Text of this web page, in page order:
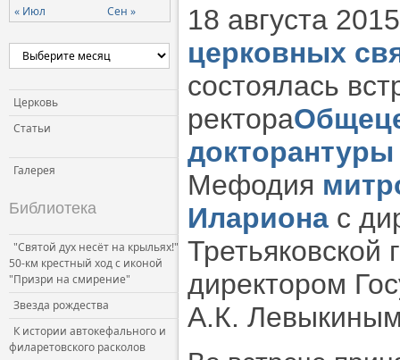
Церковь и власть
Церковь и общество
Церковь и СМИ
« Июл Сен »
Церковь
Статьи
Галерея
Библиотека
"Святой дух несёт на крыльях!"
50-км крестный ход с иконой
"Призри на смирение"
Звезда рождества
К истории автокефального и
филаретовского расколов
18 августа
церковных
состоялась
ректора
докторантуры
Мефодия
Илариона с
Третьяковской
директором
А.К.